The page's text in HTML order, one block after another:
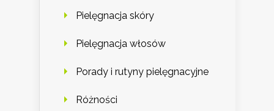
Pielęgnacja skóry
Pielęgnacja włosów
Porady i rutyny pielęgnacyjne
Różności